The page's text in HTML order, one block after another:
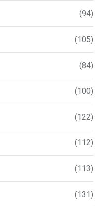
(94)
(105)
(84)
(100)
(122)
(112)
(113)
(131)